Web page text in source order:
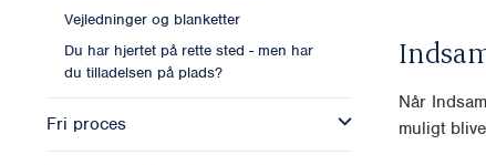
Vejledninger og blanketter
Du har hjertet på rette sted - men har
du tilladelsen på plads?
Fri proces
Når
muligt